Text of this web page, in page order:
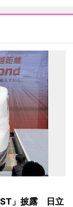
」披露 日立